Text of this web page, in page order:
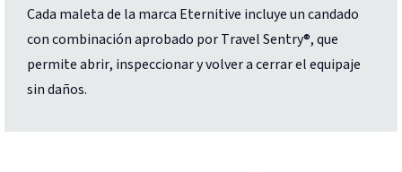
Cada maleta de la marca Eternitive incluye un candado
con combinación aprobado por Travel Sentry®, que
permite abrir, inspeccionar y volver a cerrar el equipaje
sin daños.